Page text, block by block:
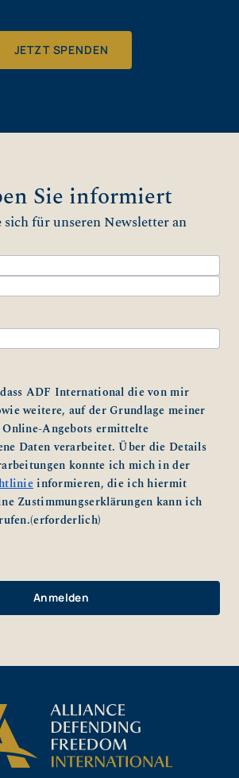
JETZT SPENDEN
Sie informiert
sich für unseren Newsletter an
ADF International die von mir
weitere, auf der Grundlage meiner
Online-Angebots ermittelte
Daten verarbeitet. Über die Details
konnte ich mich in der
informieren, die ich hiermit
Zustimmungserklärungen kann ich
(erforderlich)